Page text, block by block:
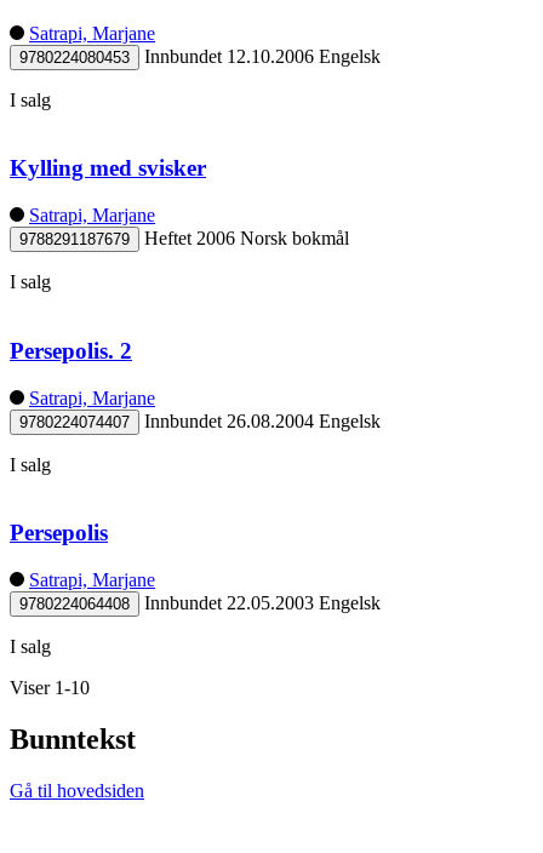
Satrapi, Marjane
9780224080453 Innbundet 12.10.2006 Engelsk
I salg
Kylling med svisker
Satrapi, Marjane
9788291187679 Heftet 2006 Norsk bokmål
I salg
Persepolis. 2
Satrapi, Marjane
9780224074407 Innbundet 26.08.2004 Engelsk
I salg
Persepolis
Satrapi, Marjane
9780224064408 Innbundet 22.05.2003 Engelsk
I salg
Viser 1-10
Bunntekst
Gå til hovedsiden